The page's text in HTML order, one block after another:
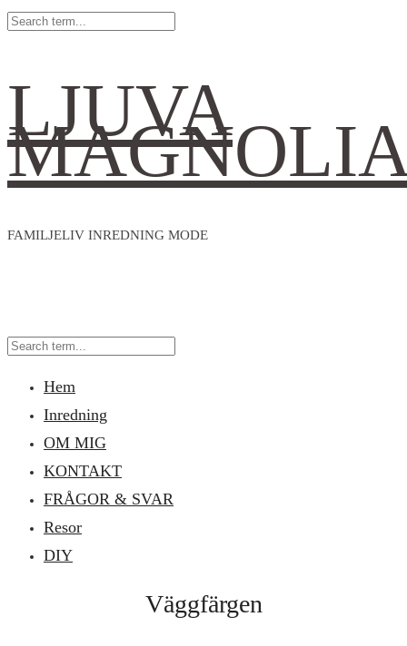
LJUVA
FAMILJELIV INREDNING MODE
Hem
Inredning
OM MIG
KONTAKT
FRÅGOR & SVAR
Resor
DIY
Väggfärgen